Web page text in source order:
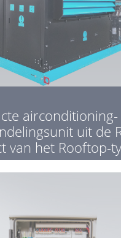
airconditioning-
uit de
van het Rooftop-